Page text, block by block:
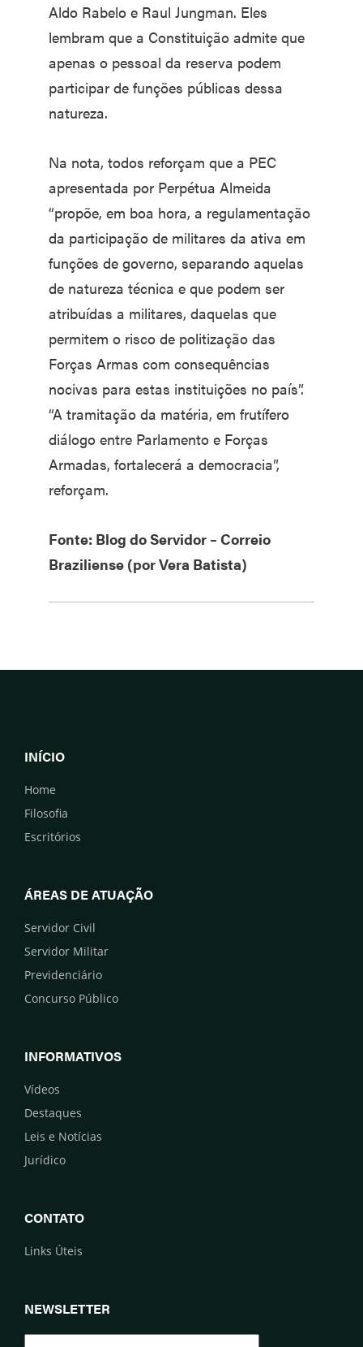
Aldo Rabelo e Raul Jungman. Eles
lembram que a Constituição admite que
apenas o pessoal da reserva podem
participar de funções públicas dessa
natureza.
Na nota, todos reforçam que a PEC
apresentada por Perpétua Almeida
“propõe, em boa hora, a regulamentação
da participação de militares da ativa em
funções de governo, separando aquelas
de natureza técnica e que podem ser
atribuídas a militares, daquelas que
permitem o risco de politização das
Forças Armas com consequências
nocivas para estas instituições no país”.
“A tramitação da matéria, em frutífero
diálogo entre Parlamento e Forças
Armadas, fortalecerá a democracia”,
reforçam.
Fonte: Blog do Servidor – Correio
Braziliense (por Vera Batista)
INÍCIO
Home
Filosofia
Escritórios
ÁREAS DE ATUAÇÃO
Servidor Civil
Servidor Militar
Previdenciário
Concurso Público
INFORMATIVOS
Vídeos
Destaques
Leis e Notícias
Jurídico
CONTATO
Links Úteis
NEWSLETTER